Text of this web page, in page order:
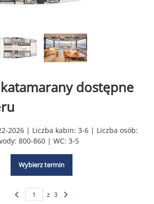
dostępne
2026 | Liczba kabin: 3-6 | Liczba osób:
800-860 | WC: 3-5
Wybierz termin
z 3